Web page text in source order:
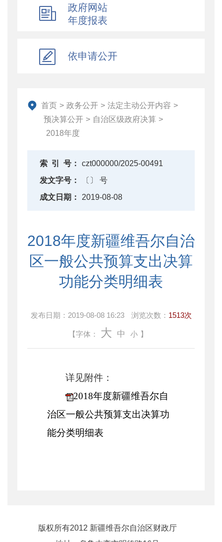
提案议案
重大行政决策预公开
直达资金
行业监管
简政放权
重点领域信息公开
政府网站
年度报表
依申请公开
首页 > 政务公开 > 法定主动公开内容 >
预决算公开 > 自治区级政府决算 >
2018年度
索 引 号：
czt000000/2025-00491
发文字号：
〔〕 号
成文日期：
2019-08-08
2018年度新疆维吾尔自治
区一般公共预算支出决算
功能分类明细表
发布日期： 2019-08-08 16:23 浏览次数： 1513次
【字体： 大 中 小 】
详见附件：
2018年度新疆维吾尔自
治区一般公共预算支出决算功
能分类明细表
版权所有2012 新疆维吾尔自治区财政厅